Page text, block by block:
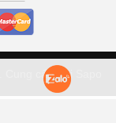
Cung cấp bởi Sapo